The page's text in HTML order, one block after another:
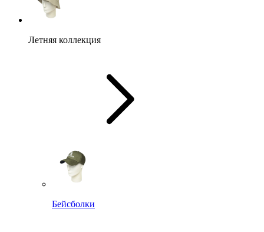
Летняя коллекция
Бейсболки